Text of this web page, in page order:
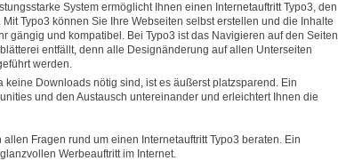
System ermöglicht Ihnen einen Internetauftritt Typo3, den
Typo3 können Sie Ihre Webseiten selbst erstellen und die Inhalte
gängig und kompatibel. Bei Typo3 ist das Navigieren auf den Seiten
entfällt, denn alle Designänderung auf allen Unterseiten
werden.
Downloads nötig sind, ist es äußerst platzsparend. Ein
und den Austausch untereinander und erleichtert Ihnen die
Fragen rund um einen Internetauftritt Typo3 beraten. Ein
Werbeauftritt im Internet.